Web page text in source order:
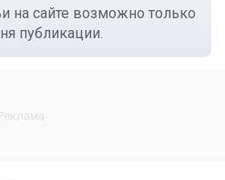
на сайте возможно только
публикации.